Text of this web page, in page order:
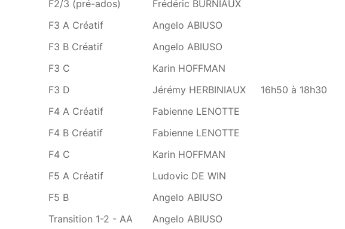
F2/3 (pré-ados)
Frédéric BURNIAUX
F3 A Créatif
Angelo ABIUSO
F3 B Créatif
Angelo ABIUSO
F3 C
Karin HOFFMAN
F3 D
Jérémy HERBINIAUX
16h50 à 18h30
F4 A Créatif
Fabienne LENOTTE
F4 B Créatif
Fabienne LENOTTE
F4 C
Karin HOFFMAN
F5 A Créatif
Ludovic DE WIN
F5 B
Angelo ABIUSO
Transition 1-2 - AA
Angelo ABIUSO